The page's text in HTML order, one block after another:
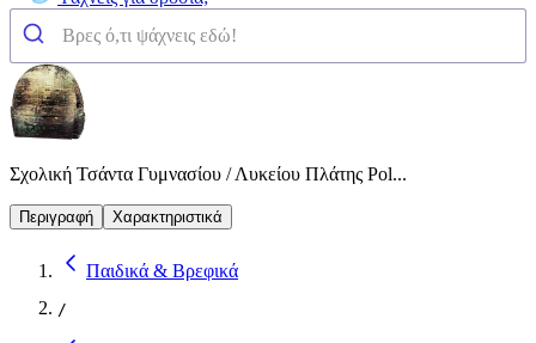
Σχολική Τσάντα Γυμνασίου / Λυκείου Πλάτης Pol...
Περιγραφή Χαρακτηριστικά
Παιδικά & Βρεφικά
/